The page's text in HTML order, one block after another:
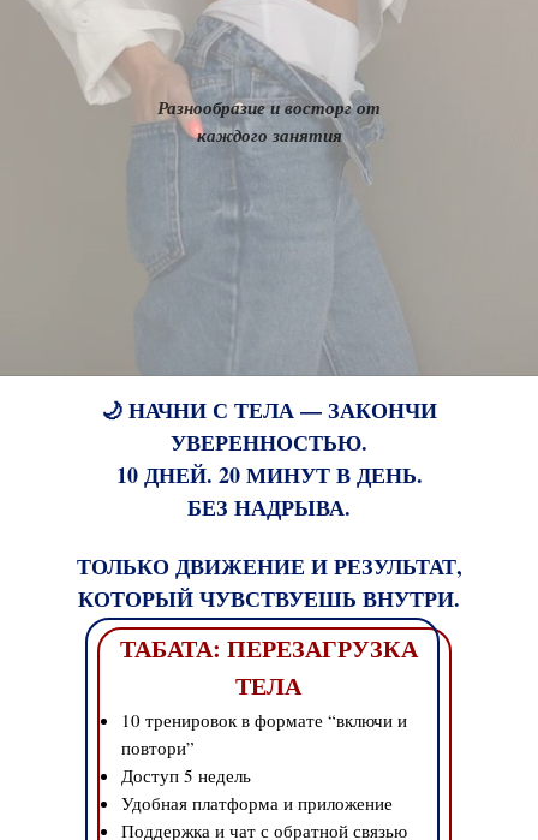
Разнообразие и восторг от
каждого занятия
10 тренировок в формате “включи и
повтори”
Доступ 5 недель
Удобная платформа и приложение
Поддержка и чат с обратной связью
ТАБАТА: ПЕРЕЗАГРУЗКА
ТЕЛА
🌙 НАЧНИ С ТЕЛА — ЗАКОНЧИ
УВЕРЕННОСТЬЮ.
10 ДНЕЙ. 20 МИНУТ В ДЕНЬ.
БЕЗ НАДРЫВА.
ТОЛЬКО ДВИЖЕНИЕ И РЕЗУЛЬТАТ,
КОТОРЫЙ ЧУВСТВУЕШЬ ВНУТРИ.